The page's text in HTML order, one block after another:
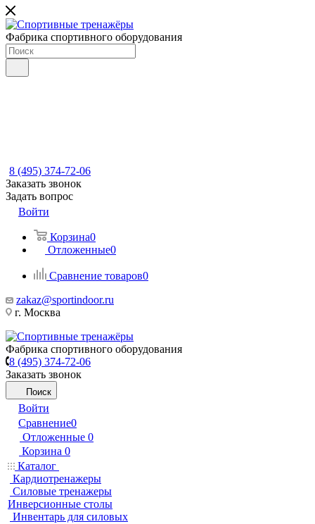
Фабрика спортивного оборудования
8 (495) 374-72-06
Заказать звонок
Задать вопрос
Войти
Корзина0
Отложенные0
Сравнение товаров0
zakaz@sportindoor.ru
г. Москва
Фабрика спортивного оборудования
8 (495) 374-72-06
Заказать звонок
Поиск
Войти
Сравнение0
Отложенные 0
Корзина 0
Каталог
Кардиотренажеры
Силовые тренажеры
Инверсионные столы
Инвентарь для силовых